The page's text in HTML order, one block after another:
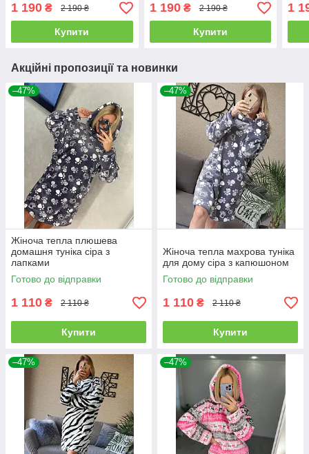
1 190 ₴ 2 190 ₴
Купити
1 190₴ 2 190 ₴
Купити
1
Акційні пропозиції та новинки
–47%
Жіноча тепла плюшева
домашня туніка сіра з
лапками
Готово до відправки
1 110 ₴ 2 110 ₴
Купити
–47%
Жіноча тепла махрова туніка
для дому сіра з капюшоном
Готово до відправки
1 110 ₴ 2 110 ₴
Купити
–47% –47%